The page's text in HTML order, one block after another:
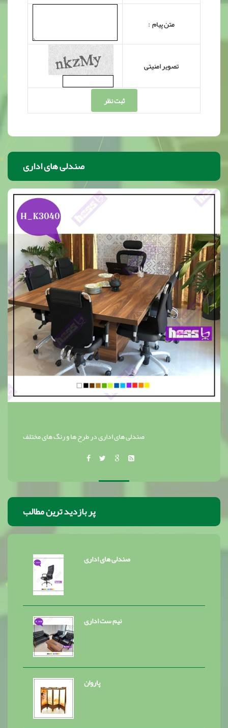
متن پیام :
تصویر امنیتی
ثبت نظر
صندلی های اداری
صندلی های اداری در طرح ها و رنگ های مختلف
پر بازدید ترین مطالب
صندلی های اداری
نیم ست اداری
پاروان